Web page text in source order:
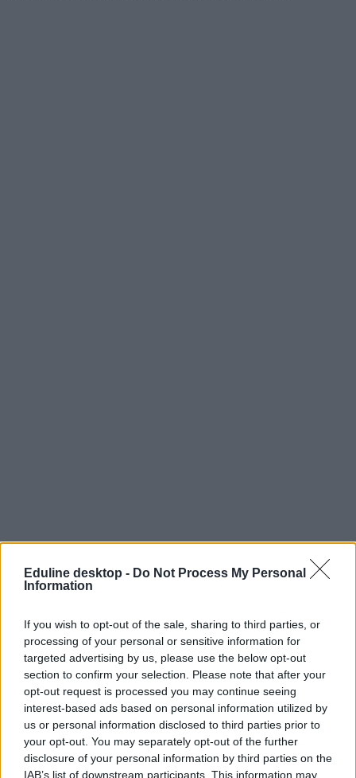
Eduline desktop - Do Not Process My Personal
Information
If you wish to opt-out of the sale, sharing to third parties, or
processing of your personal or sensitive information for
targeted advertising by us, please use the below opt-out
section to confirm your selection. Please note that after your
opt-out request is processed you may continue seeing
interest-based ads based on personal information utilized by
us or personal information disclosed to third parties prior to
your opt-out. You may separately opt-out of the further
disclosure of your personal information by third parties on the
IAB’s list of downstream participants. This information may